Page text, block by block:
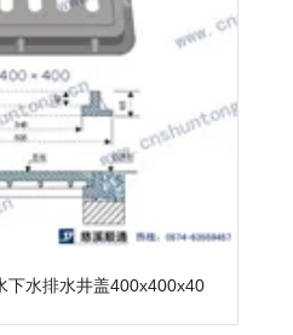
下水排水井盖400x400x40